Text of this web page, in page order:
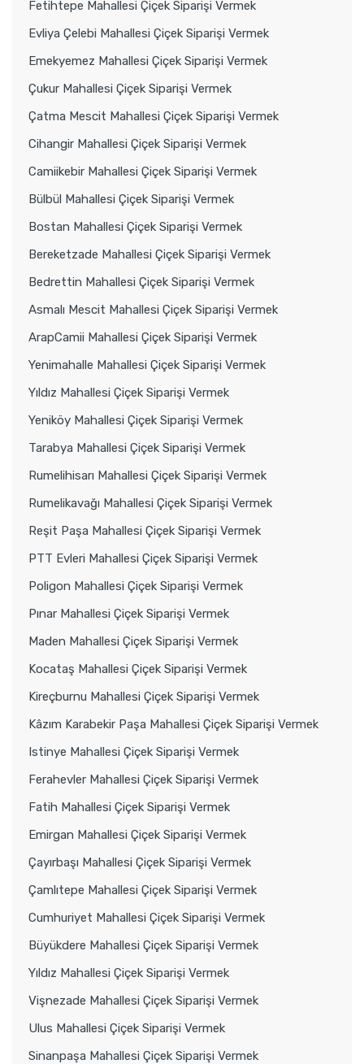
Fetihtepe Mahallesi Çiçek Siparişi Vermek
Evliya Çelebi Mahallesi Çiçek Siparişi Vermek
Emekyemez Mahallesi Çiçek Siparişi Vermek
Çukur Mahallesi Çiçek Siparişi Vermek
Çatma Mescit Mahallesi Çiçek Siparişi Vermek
Cihangir Mahallesi Çiçek Siparişi Vermek
Camiikebir Mahallesi Çiçek Siparişi Vermek
Bülbül Mahallesi Çiçek Siparişi Vermek
Bostan Mahallesi Çiçek Siparişi Vermek
Bereketzade Mahallesi Çiçek Siparişi Vermek
Bedrettin Mahallesi Çiçek Siparişi Vermek
Asmalı Mescit Mahallesi Çiçek Siparişi Vermek
ArapCamii Mahallesi Çiçek Siparişi Vermek
Yenimahalle Mahallesi Çiçek Siparişi Vermek
Yıldız Mahallesi Çiçek Siparişi Vermek
Yeniköy Mahallesi Çiçek Siparişi Vermek
Tarabya Mahallesi Çiçek Siparişi Vermek
Rumelihisarı Mahallesi Çiçek Siparişi Vermek
Rumelikavağı Mahallesi Çiçek Siparişi Vermek
Reşit Paşa Mahallesi Çiçek Siparişi Vermek
PTT Evleri Mahallesi Çiçek Siparişi Vermek
Poligon Mahallesi Çiçek Siparişi Vermek
Pınar Mahallesi Çiçek Siparişi Vermek
Maden Mahallesi Çiçek Siparişi Vermek
Kocataş Mahallesi Çiçek Siparişi Vermek
Kireçburnu Mahallesi Çiçek Siparişi Vermek
Kâzım Karabekir Paşa Mahallesi Çiçek Siparişi Vermek
Istinye Mahallesi Çiçek Siparişi Vermek
Ferahevler Mahallesi Çiçek Siparişi Vermek
Fatih Mahallesi Çiçek Siparişi Vermek
Emirgan Mahallesi Çiçek Siparişi Vermek
Çayırbaşı Mahallesi Çiçek Siparişi Vermek
Çamlıtepe Mahallesi Çiçek Siparişi Vermek
Cumhuriyet Mahallesi Çiçek Siparişi Vermek
Büyükdere Mahallesi Çiçek Siparişi Vermek
Yıldız Mahallesi Çiçek Siparişi Vermek
Vişnezade Mahallesi Çiçek Siparişi Vermek
Ulus Mahallesi Çiçek Siparişi Vermek
Sinanpaşa Mahallesi Çiçek Siparişi Vermek